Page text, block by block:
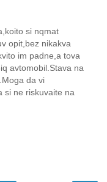
si nqmat
opit,bez nikakva
im padne,a tova
avtomobil.Stava na
da vi
si ne riskuvaite na